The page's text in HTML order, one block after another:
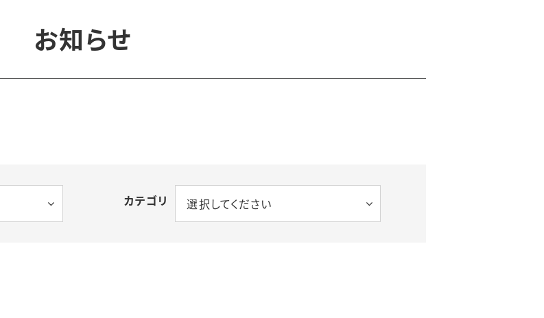
お知らせ
カテゴリ 選択してください